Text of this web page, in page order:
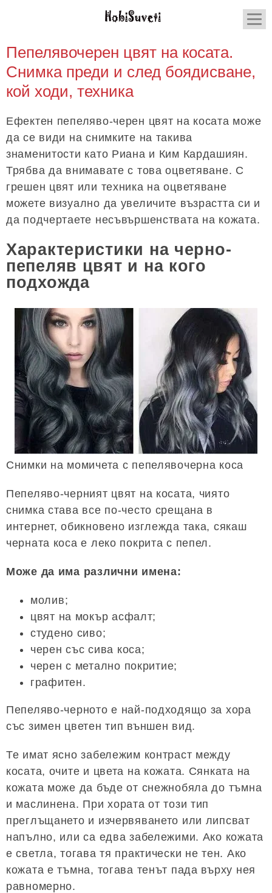
Пепелявочерен цвят на косата.
Снимка преди и след боядисване,
кой ходи, техника
Ефектен пепеляво-черен цвят на косата може
да се види на снимките на такива
знаменитости като Риана и Ким Кардашиян.
Трябва да внимавате с това оцветяване. С
грешен цвят или техника на оцветяване
можете визуално да увеличите възрастта си и
да подчертаете несъвършенствата на кожата.
Характеристики на черно-
пепеляв цвят и на кого
подхожда
Снимки на момичета с пепелявочерна коса
Пепеляво-черният цвят на косата, чиято
снимка става все по-често срещана в
интернет, обикновено изглежда така, сякаш
черната коса е леко покрита с пепел.
Може да има различни имена:
молив;
цвят на мокър асфалт;
студено сиво;
черен със сива коса;
черен с метално покритие;
графитен.
Пепеляво-черното е най-подходящо за хора
със зимен цветен тип външен вид.
Те имат ясно забележим контраст между
косата, очите и цвета на кожата. Сянката на
кожата може да бъде от снежнобяла до тъмна
и маслинена. При хората от този тип
преглъщането и изчервяването или липсват
напълно, или са едва забележими. Ако кожата
е светла, тогава тя практически не тен. Ако
кожата е тъмна, тогава тенът пада върху нея
равномерно.